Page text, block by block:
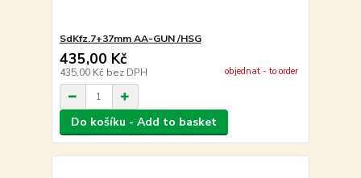
SdKfz.7+37mm AA-GUN /HSG
435,00 Kč
435,00 Kč bez DPH objednat - to order
Do košíku - Add to basket